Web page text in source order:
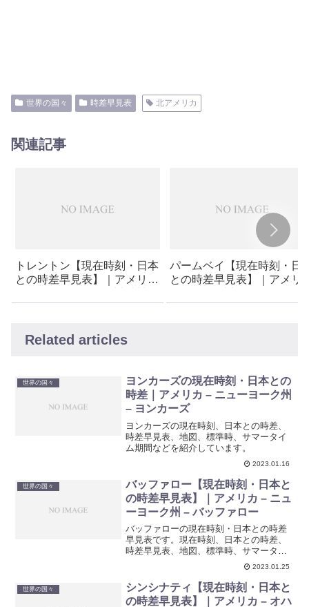
世界の国々 時差早見表 北アメリカ
関連記事
トレントン【現在時刻・日本
との時差早見表】｜アメリカ
– トレントン
パームベイ【現在時刻・日
との時差早見表】｜アメリ
Related articles
世界の国々
ヨンカーズの現在時刻・日本との
時差｜アメリカ – ニューヨーク州
– ヨンカーズ
ヨンカーズの現在時刻、日本との時差、
時差早見表、地図、標準時、サマータイ
ム期間などを紹介しています。
2023.01.16
世界の国々
バッファロー【現在時刻・日本と
の時差早見表】｜アメリカ – ニュ
ーヨーク州 – バッファロー
バッファローの現在時刻・日本との時差
早見表です。現在時刻、日本との時差、
時差早見表、地図、標準時、サマータイ
ム期間などを紹介しています。 2023.01.25
世界の国々
シンシナティ【現在時刻・日本と
の時差早見表】｜アメリカ – オハ